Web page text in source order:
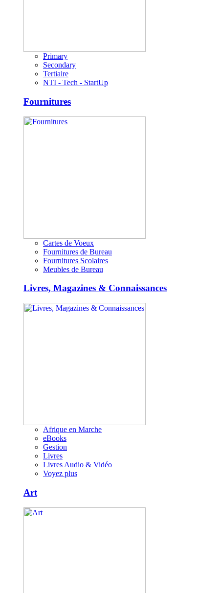
Primary
Secondary
Tertiaire
NTI - Tech - StartUp
Fournitures
Cartes de Voeux
Fournitures de Bureau
Fournitures Scolaires
Meubles de Bureau
Livres, Magazines & Connaissances
Afrique en Marche
eBooks
Gestion
Livres
Livres Audio & Vidéo
Voyez plus
Art